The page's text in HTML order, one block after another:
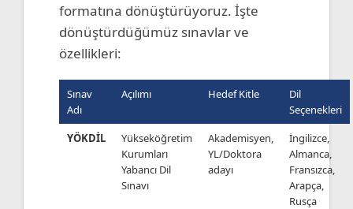
formatına dönüştürüyoruz. İşte
dönüştürdüğümüz sınavlar ve
özellikleri:
Sınav
Adı
Açılımı Hedef Kitle
Dil
Seçenekleri
YÖKDİL
Yükseköğretim
Kurumları
Yabancı Dil
Sınavı
Akademisyen,
YL/Doktora
adayı
İngilizce,
Almanca,
Fransızca,
Arapça,
Rusça